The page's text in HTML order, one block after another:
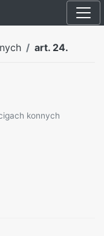
art. 24.
konnych